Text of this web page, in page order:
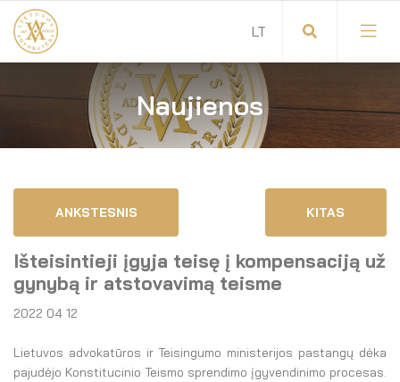
Visuotinis advokatų susirinkimas
Advokatų tarybos pirmininkas
Advokatų taryba
Komitetai
Garbės teismas
Administracija
Savitarna
Savivaldos teisės aktai
Dokumentų atmintinė
Gynėjas
Naujienos
ANKSTESNIS KITAS
Išteisintieji įgyja teisę į kompensaciją už
gynybą ir atstovavimą teisme
2022 04 12
Lietuvos advokatūros ir Teisingumo ministerijos pastangų dėka
pajudėjo Konstitucinio Teismo sprendimo įgyvendinimo procesas.